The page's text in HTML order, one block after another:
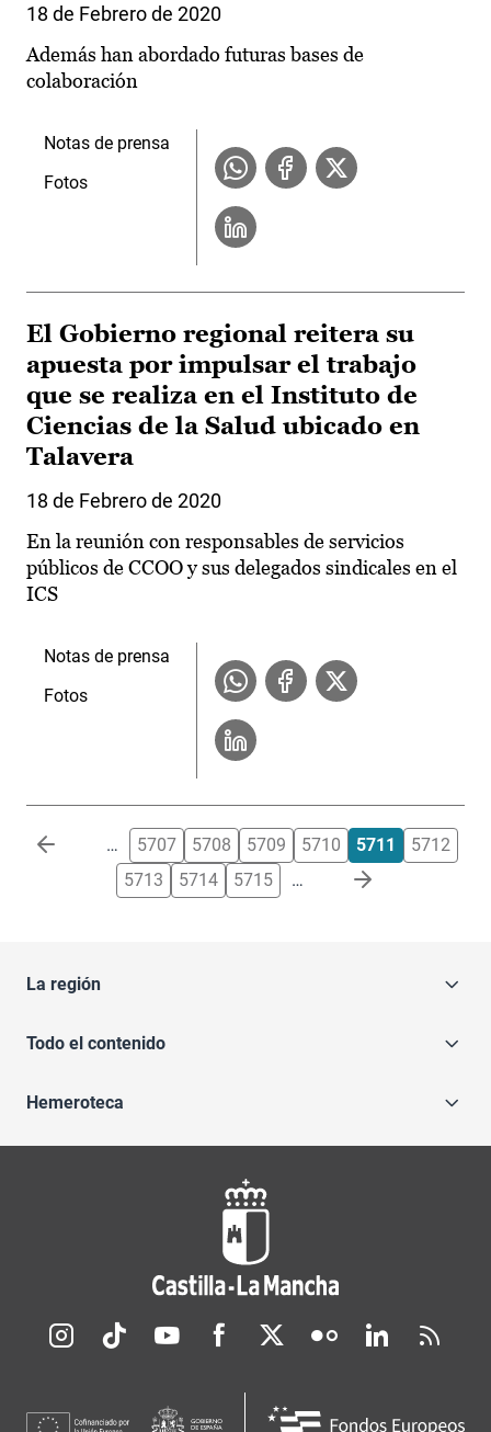
18 de Febrero de 2020
Además han abordado futuras bases de
colaboración
Notas de prensa
Fotos
El Gobierno regional reitera su
apuesta por impulsar el trabajo
que se realiza en el Instituto de
Ciencias de la Salud ubicado en
Talavera
18 de Febrero de 2020
En la reunión con responsables de servicios
públicos de CCOO y sus delegados sindicales en el
ICS
Notas de prensa
Fotos
Paginación … 5707 5708 5709 5710 5711
5712
5713
5714 5715 …
La región
Todo el contenido
Hemeroteca
Redes sociales JCCM